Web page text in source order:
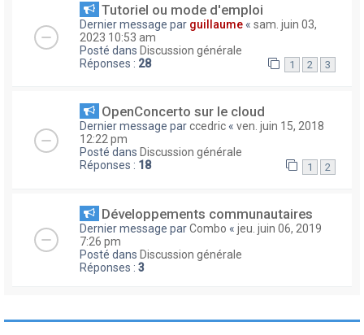
Tutoriel ou mode d'emploi
Dernier message par guillaume « sam. juin 03,
2023 10:53 am
Posté dans Discussion générale
Réponses : 28 1 2 3
OpenConcerto sur le cloud
Dernier message parccedric « ven. juin 15, 2018
12:22 pm
Posté dans Discussion générale
Réponses : 18 1 2
Développements communautaires
Dernier message parCombo « jeu. juin 06, 2019
7:26 pm
Posté dans Discussion générale
Réponses : 3